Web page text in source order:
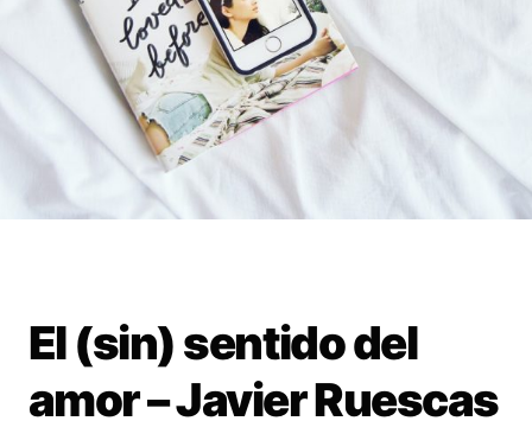
El (sin) sentido del
amor – Javier Ruescas